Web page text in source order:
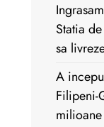
Statia
sa
A
Filipeni-